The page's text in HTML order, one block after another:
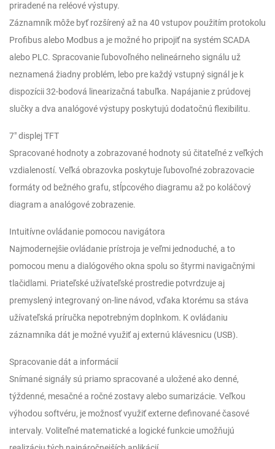
priradené na reléové výstupy.
Záznamník môže byť rozšírený až na 40 vstupov použitím protokolu
Profibus alebo Modbus a je možné ho pripojiť na systém SCADA
alebo PLC. Spracovanie ľubovoľného nelineárneho signálu už
neznamená žiadny problém, lebo pre každý vstupný signál je k
dispozícii 32-bodová linearizačná tabuľka. Napájanie z prúdovej
slučky a dva analógové výstupy poskytujú dodatočnú flexibilitu.
7″ displej TFT
Spracované hodnoty a zobrazované hodnoty sú čitateľné z veľkých
vzdialeností. Veľká obrazovka poskytuje ľubovoľné zobrazovacie
formáty od bežného grafu, stĺpcového diagramu až po koláčový
diagram a analógové zobrazenie.
Intuitívne ovládanie pomocou navigátora
Najmodernejšie ovládanie prístroja je veľmi jednoduché, a to
pomocou menu a dialógového okna spolu so štyrmi navigačnými
tlačidlami. Priateľské užívateľské prostredie potvrdzuje aj
premyslený integrovaný on-line návod, vďaka ktorému sa stáva
užívateľská príručka nepotrebným doplnkom. K ovládaniu
záznamníka dát je možné využiť aj externú klávesnicu (USB).
Spracovanie dát a informácií
Snímané signály sú priamo spracované a uložené ako denné,
týždenné, mesačné a ročné zostavy alebo sumarizácie. Veľkou
výhodou softvéru, je možnosť využiť externe definované časové
intervaly. Voliteľné matematické a logické funkcie umožňujú